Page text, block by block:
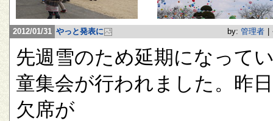
2012/01/31 やっと発表に by: 管理者
先週雪のため延期になって
童集会が行われました。昨
欠席が